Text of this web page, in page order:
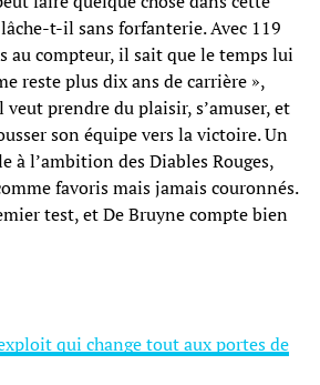
t-il sans forfanterie. Avec 119
au compteur, il sait que le temps lui
reste plus dix ans de carrière »,
prendre du plaisir, s’amuser, et
son équipe vers la victoire. Un
à l’ambition des Diables Rouges,
favoris mais jamais couronnés.
test, et De Bruyne compte bien
qui change tout aux portes de